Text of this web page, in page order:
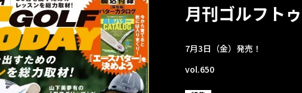
月刊ゴルフト
7月3日（金）発売！
vol.650